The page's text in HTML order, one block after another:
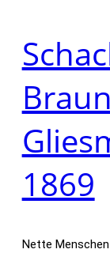
Zum
Inhalt
springen
1869
Nette